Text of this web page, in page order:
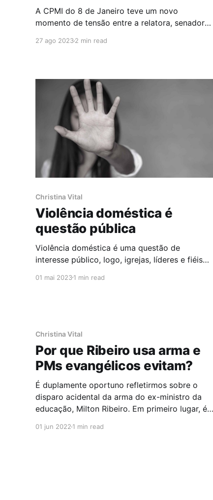
A CPMI do 8 de Janeiro teve um novo
momento de tensão entre a relatora, senadora
Deus, e o deputado Pastor Marco Feliciano
após uma reunião fechada. Neste quadro,
colaboradores reagem a fala
27 ago 20232 min read
Christina Vital
Violência doméstica é
questão pública
Violência doméstica é uma questão de
interesse público, logo, igrejas, líderes e fiéis
desserviço ao conjunto da sociedade.
01 mai 20231 min read
Christina Vital
Por que Ribeiro usa arma e
PMs evangélicos evitam?
É duplamente oportuno refletirmos sobre o
disparo acidental da arma do ex-ministro da
educação, Milton Ribeiro. Em primeiro lugar, é
armas em si e, sobretudo, por pessoas que nem
01 jun 2022 1 min read